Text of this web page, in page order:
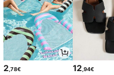
2,78€ 12,94€